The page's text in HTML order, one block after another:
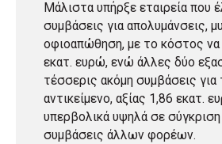
Μάλιστα υπήρξε εταιρεία που
συμβάσεις για απολυμάνσεις,
οφιοαπώθηση, με το κόστος να
εκατ. ευρώ, ενώ άλλες δύο
τέσσερις ακόμη συμβάσεις για
αντικείμενο, αξίας 1,86 εκατ.
υπερβολικά υψηλά σε σύγκριση
συμβάσεις άλλων φορέων.